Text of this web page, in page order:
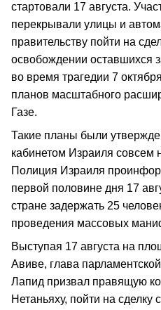
стартовали 17 августа.
перекрывали улицы и
правительству пойти на
освобождении оставшихся
во время трагедии 7
планов масштабного
Газе.
Такие планы были
кабинетом Израиля совсем
Полиция Израиля
первой половине дня 17
стране задержать 25
проведения массовых
Выступая 17 августа на
Авиве, глава
Лапид призвал правящую
Нетаньяху, пойти на